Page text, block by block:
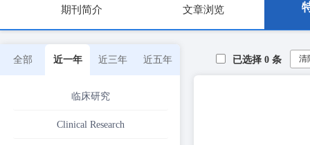
期刊简介 文章浏览
全部 近一年 近三年 近五年
临床研究
Clinical Research
已选择 0 条 清